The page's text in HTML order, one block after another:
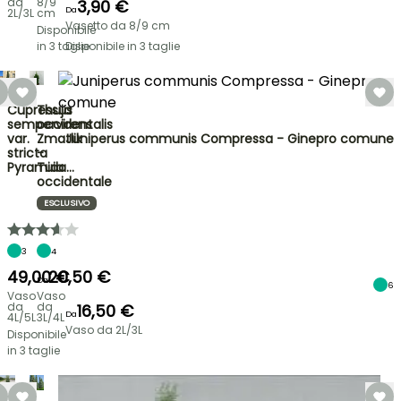
2L/3L cm
Disponibile
in 3 taglie
Da3,90 €
Vasetto da 8/9 cm
Disponibile in 3 taglie
Cupressus
sempervirens
var.
stricta
Pyramida…
3
49,00 €
Vaso
da
4L/5L
Disponibile
in 3 taglie
Thuja
occidentalis
Zmatlik
-
Tuia
occidentale
ESCLUSIVO
4
Da20,50 €
Vaso
da
3L/4L
Juniperus communis Compressa - Ginepro comune
6
Da16,50 €
Vaso da 2L/3L